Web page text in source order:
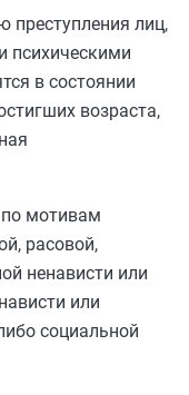
преступления лиц,
психическими
в состоянии
возраста,
по мотивам
расовой,
ненависти или
или
социальной